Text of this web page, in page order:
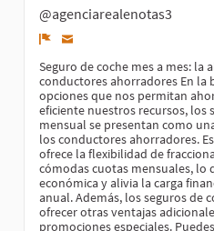
@agenciarealenotas3
Denunciar
Seguro de coche mes a mes:
conductores ahorradores En la
opciones que nos permitan
eficiente nuestros recursos, los
mensual se presentan como
los conductores ahorradores.
ofrece la flexibilidad de
cómodas cuotas mensuales, lo
económica y alivia la carga
anual. Además, los seguros de
ofrecer otras ventajas
promociones especiales.